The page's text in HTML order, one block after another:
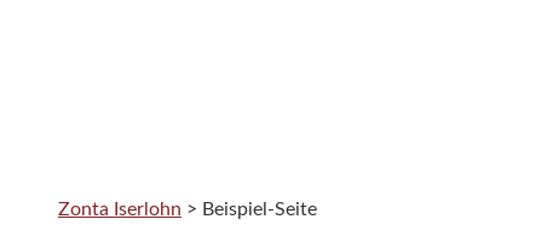
Zonta Iserlohn > Beispiel-Seite